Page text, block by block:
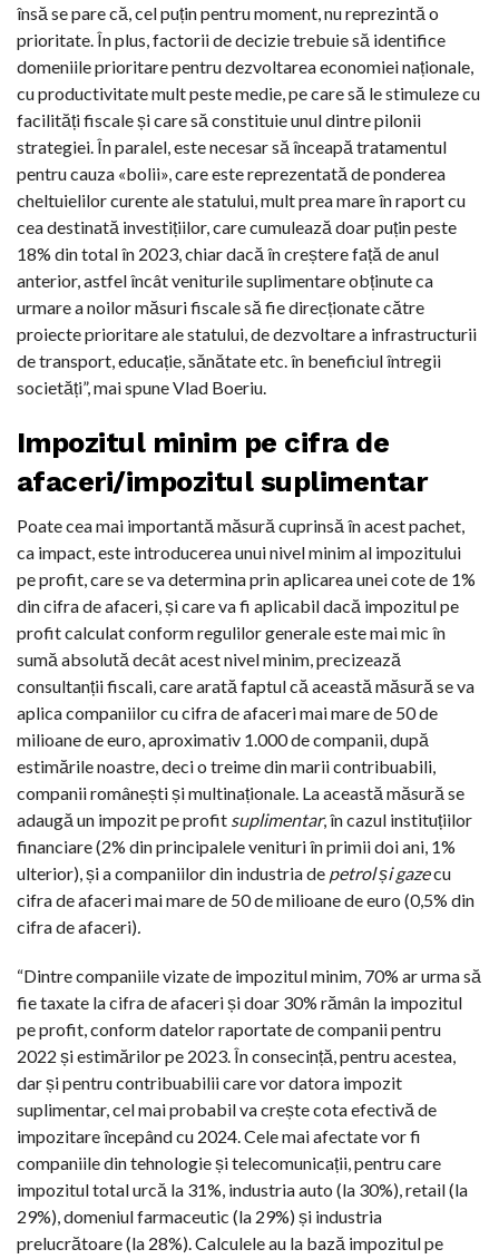
însă se pare că, cel puțin pentru moment, nu reprezintă o
prioritate. În plus, factorii de decizie trebuie să identifice
domeniile prioritare pentru dezvoltarea economiei naționale,
cu productivitate mult peste medie, pe care să le stimuleze cu
facilități fiscale și care să constituie unul dintre pilonii
strategiei. În paralel, este necesar să înceapă tratamentul
pentru cauza «bolii», care este reprezentată de ponderea
cheltuielilor curente ale statului, mult prea mare în raport cu
cea destinată investițiilor, care cumulează doar puțin peste
18% din total în 2023, chiar dacă în creștere față de anul
anterior, astfel încât veniturile suplimentare obținute ca
urmare a noilor măsuri fiscale să fie direcționate către
proiecte prioritare ale statului, de dezvoltare a infrastructurii
de transport, educație, sănătate etc. în beneficiul întregii
societăți”, mai spune Vlad Boeriu.
Impozitul minim pe cifra de
afaceri/impozitul suplimentar
Poate cea mai importantă măsură cuprinsă în acest pachet,
ca impact, este introducerea unui nivel minim al impozitului
pe profit, care se va determina prin aplicarea unei cote de 1%
din cifra de afaceri, și care va fi aplicabil dacă impozitul pe
profit calculat conform regulilor generale este mai mic în
sumă absolută decât acest nivel minim, precizează
consultanții fiscali, care arată faptul că această măsură se va
aplica companiilor cu cifra de afaceri mai mare de 50 de
milioane de euro, aproximativ 1.000 de companii, după
estimările noastre, deci o treime din marii contribuabili,
companii românești și multinaționale. La această măsură se
adaugă un impozit pe profit suplimentar, în cazul instituțiilor
financiare (2% din principalele venituri în primii doi ani, 1%
ulterior), și a companiilor din industria de petrol și gazecu
cifra de afaceri mai mare de 50 de milioane de euro (0,5% din
cifra de afaceri)
“Dintre companiile vizate de impozitul minim, 70% ar urma să
fie taxate la cifra de afaceri și doar 30% rămân la impozitul
pe profit, conform datelor raportate de companii pentru
2022 și estimărilor pe 2023. În consecință, pentru acestea,
dar și pentru contribuabilii care vor datora impozit
suplimentar, cel mai probabil va crește cota efectivă de
impozitare începând cu 2024. Cele mai afectate vor fi
companiile din tehnologie și telecomunicații, pentru care
impozitul total urcă la 31%, industria auto (la 30%), retail (la
29%), domeniul farmaceutic (la 29%) și industria
prelucrătoare (la 28%). Calculele au la bază impozitul pe